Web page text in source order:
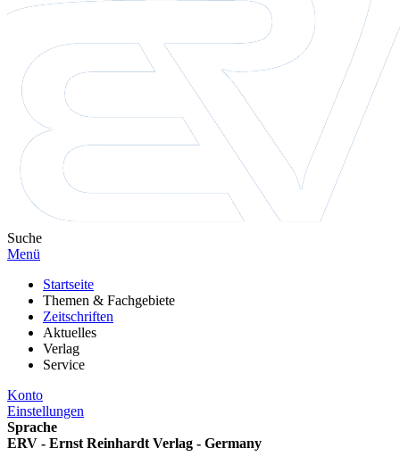
Suche
Menü
Startseite
Themen & Fachgebiete
Zeitschriften
Aktuelles
Verlag
Service
Konto
Einstellungen
Sprache
ERV - Ernst Reinhardt Verlag - Germany